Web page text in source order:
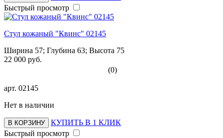
Быстрый просмотр
Стул кожаный "Квинс" 02145
Ширина 57; Глубина 63; Высота 75
22 000 руб.
(0)
арт. 02145
Нет в наличии
В КОРЗИНУ
КУПИТЬ В 1 КЛИК
Быстрый просмотр